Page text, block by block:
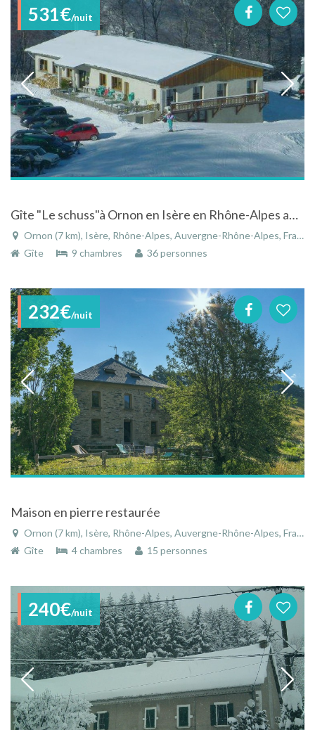
531€/nuit
Gîte "Le schuss"à Ornon en Isère en Rhône-Alpes au pied des pistes
Ornon (7 km), Isère, Rhône-Alpes, Auvergne-Rhône-Alpes, France
Gîte
9 chambres 36 personnes
232€/nuit
Maison en pierre restaurée
Ornon (7 km), Isère, Rhône-Alpes, Auvergne-Rhône-Alpes, France
Gîte
4 chambres 15 personnes
240€/nuit